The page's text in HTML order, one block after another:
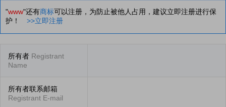
"www"还有商标可以注册，为防止被他人占用，建议立即注册进行保
护！
>>立即注册
所有者 Registrant
Name
所有者联系邮箱
Registrant E-mail